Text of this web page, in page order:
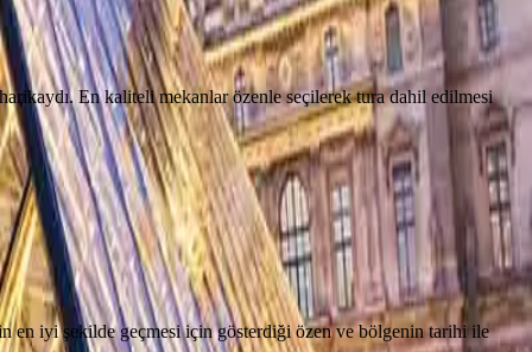
En kaliteli mekanlar özenle seçilerek tura dahil edilmesi
iyi şekilde geçmesi için gösterdiği özen ve bölgenin tarihi ile